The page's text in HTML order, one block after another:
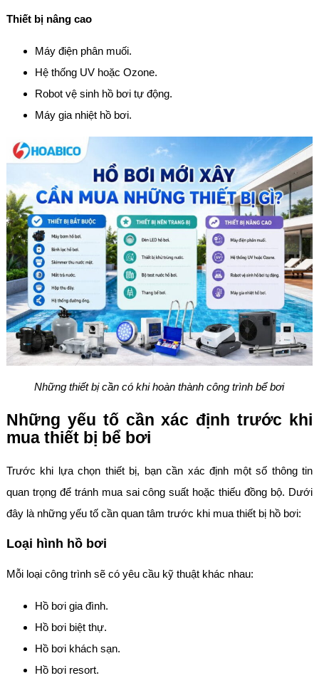
Thiết bị nâng cao
Máy điện phân muối.
Hệ thống UV hoặc Ozone.
Robot vệ sinh hồ bơi tự động.
Máy gia nhiệt hồ bơi.
Những thiết bị cần có khi hoàn thành công trình bể bơi
Những yếu tố cần xác định trước khi
mua thiết bị bể bơi
Trước khi lựa chọn thiết bị, bạn cần xác định một số thông tin
quan trọng để tránh mua sai công suất hoặc thiếu đồng bộ. Dưới
đây là những yếu tố cần quan tâm trước khi mua thiết bị hồ bơi:
Loại hình hồ bơi
Mỗi loại công trình sẽ có yêu cầu kỹ thuật khác nhau:
Hồ bơi gia đình.
Hồ bơi biệt thự.
Hồ bơi khách sạn.
Hồ bơi resort.